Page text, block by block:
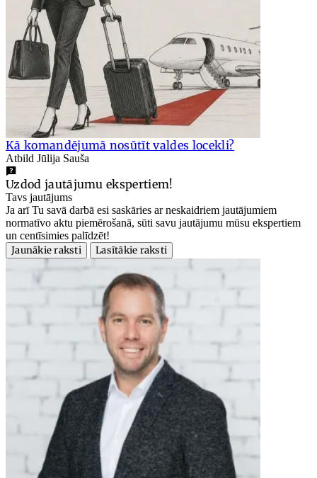
Kā komandējumā nosūtīt valdes locekli?
Atbild Jūlija Sauša
Uzdod jautājumu ekspertiem!
Tavs jautājums
Ja arī Tu savā darbā esi saskāries ar neskaidriem jautājumiem
normatīvo aktu piemērošanā, sūti savu jautājumu mūsu ekspertiem
un centīsimies palīdzēt!
Jaunākie raksti
Lasītākie raksti